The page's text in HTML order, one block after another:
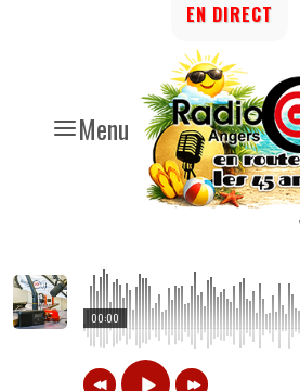
Menu
EN DIRECT
00:00